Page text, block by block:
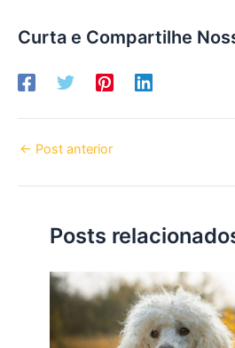
Curta e Compartilhe
← Post anterior
Posts